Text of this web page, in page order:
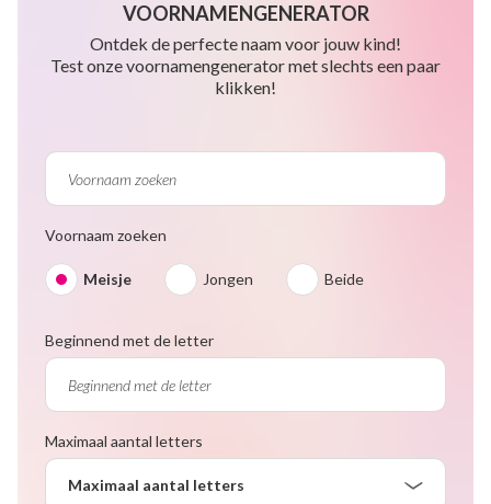
VOORNAMENGENERATOR
Ontdek de perfecte naam voor jouw kind!
Test onze voornamengenerator met slechts een paar
klikken!
Voornaam zoeken
Meisje Jongen Beide
Beginnend met de letter
Maximaal aantal letters
Maximaal aantal letters